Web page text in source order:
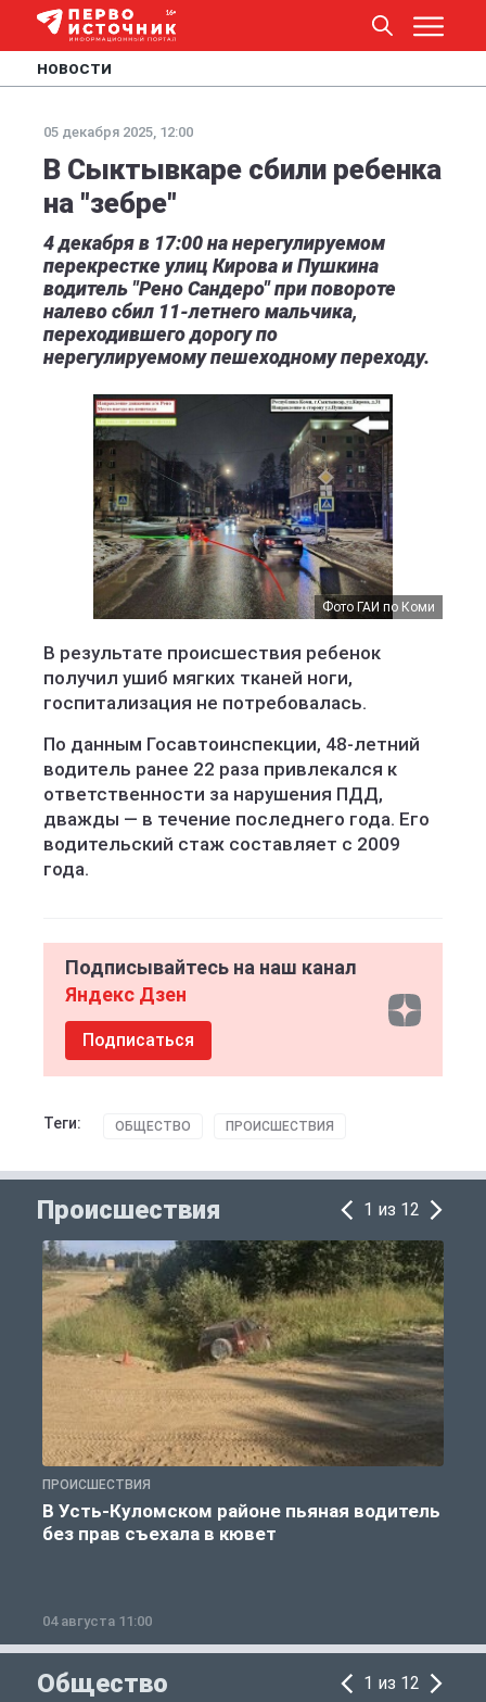
НОВОСТИ
05 декабря 2025, 12:00
В Сыктывкаре сбили ребенка
на "зебре"
4 декабря в 17:00 на нерегулируемом
перекрестке улиц Кирова и Пушкина
водитель "Рено Сандеро" при повороте
налево сбил 11-летнего мальчика,
переходившего дорогу по
нерегулируемому пешеходному переходу.
Фото ГАИ по Коми
В результате происшествия ребенок
получил ушиб мягких тканей ноги,
госпитализация не потребовалась.
По данным Госавтоинспекции, 48-летний
водитель ранее 22 раза привлекался к
ответственности за нарушения ПДД,
дважды — в течение последнего года. Его
водительский стаж составляет с 2009
года.
Подписывайтесь на наш канал
Яндекс Дзен
Подписаться
Теги: ОБЩЕСТВО ПРОИСШЕСТВИЯ
Происшествия 1 из 12
ПРОИСШЕСТВИЯ
В Усть-Куломском районе пьяная водитель
без прав съехала в кювет
04 августа 11:00
Общество 1 из 12